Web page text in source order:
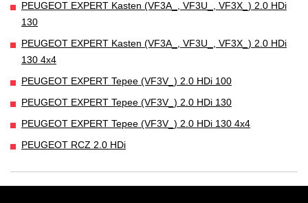
PEUGEOT EXPERT Kasten (VF3A_, VF3U_, VF3X_) 2.0 HDi
130
PEUGEOT EXPERT Kasten (VF3A_, VF3U_, VF3X_) 2.0 HDi
130 4x4
PEUGEOT EXPERT Tepee (VF3V_) 2.0 HDi 100
PEUGEOT EXPERT Tepee (VF3V_) 2.0 HDi 130
PEUGEOT EXPERT Tepee (VF3V_) 2.0 HDi 130 4x4
PEUGEOT RCZ 2.0 HDi